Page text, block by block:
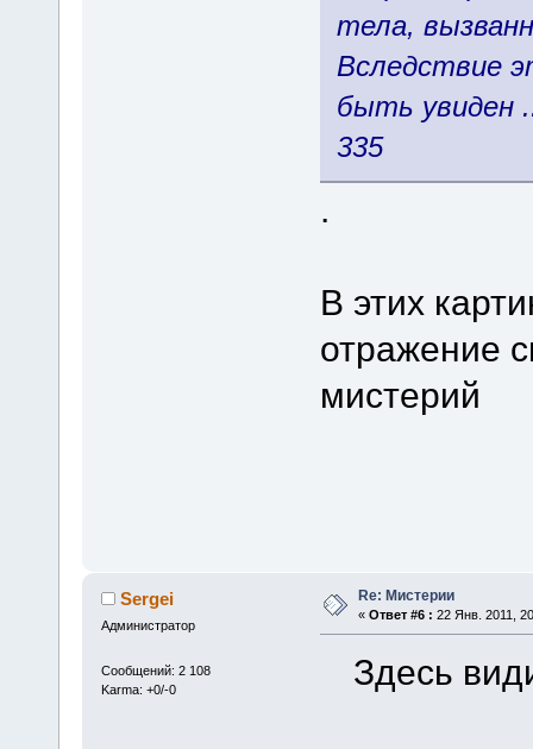
тела,
Вследствие
быть увиден
335
.
В этих
отражение
мистерий
Sergei
Администратор
Сообщений: 2 108
Karma: +0/-0
Re: Мистерии
« Ответ #6 : 22 Янв. 2011,
Здесь